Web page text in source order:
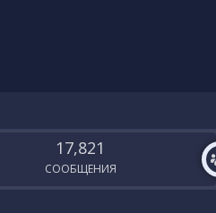
17,821
СООБЩЕНИЯ